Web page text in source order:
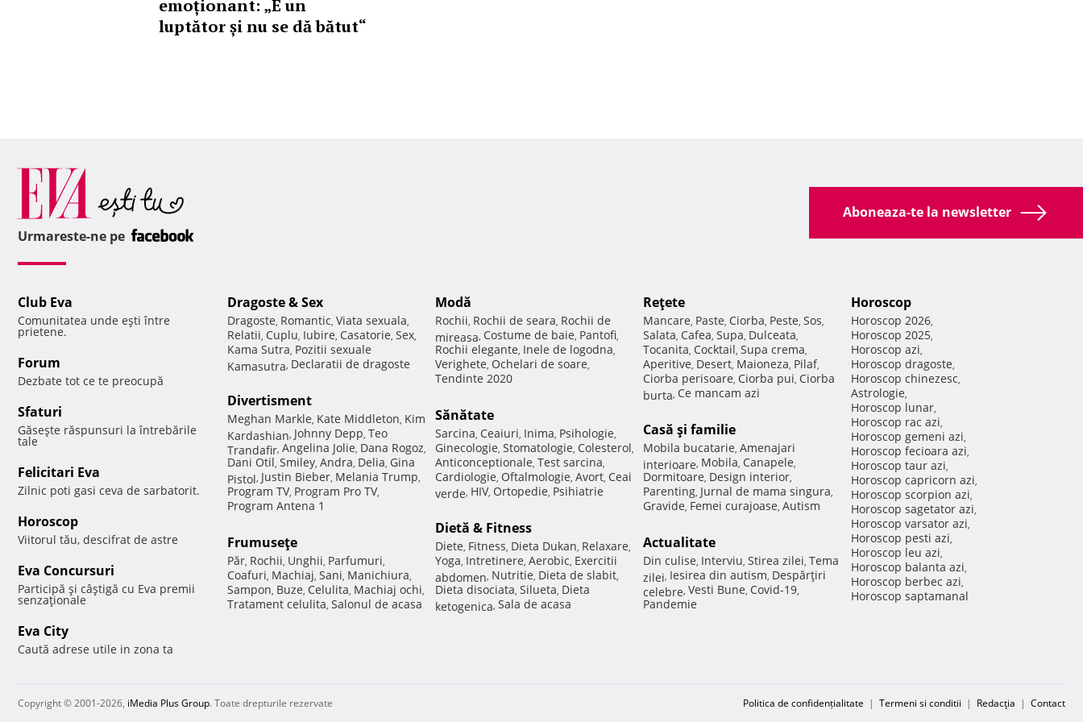
emoționant: „E un
luptător și nu se dă bătut“
Aboneaza-te la newsletter
Urmareste-ne pe
Club Eva
Comunitatea unde eşti între
prietene.
Forum
Dezbate tot ce te preocupă
Sfaturi
Găseşte răspunsuri la întrebările
tale
Felicitari Eva
Zilnic poti gasi ceva de sarbatorit.
Horoscop
Viitorul tău, descifrat de astre
Eva Concursuri
Participă şi câştigă cu Eva premii
senzaţionale
Eva City
Caută adrese utile in zona ta
Dragoste & Sex
Dragoste, Romantic, Viata sexuala,
Relatii, Cuplu, Iubire, Casatorie, Sex,
Kama Sutra, Pozitii sexuale
Kamasutra, Declaratii de dragoste
Divertisment
Meghan Markle, Kate Middleton, Kim
Kardashian, Johnny Depp, Teo
Trandafir, Angelina Jolie, Dana Rogoz,
Dani Otil, Smiley, Andra, Delia, Gina
Pistol, Justin Bieber, Melania Trump,
Program TV, Program Pro TV,
Program Antena 1
Frumuseţe
Păr, Rochii, Unghii, Parfumuri,
Coafuri, Machiaj, Sani, Manichiura,
Sampon, Buze, Celulita, Machiaj ochi,
Tratament celulita, Salonul de acasa
Modă
Rochii, Rochii de seara, Rochii de
mireasa, Costume de baie, Pantofi,
Rochii elegante, Inele de logodna,
Verighete, Ochelari de soare,
Tendinte 2020
Sănătate
Sarcina, Ceaiuri, Inima, Psihologie,
Ginecologie, Stomatologie, Colesterol,
Anticonceptionale, Test sarcina,
Cardiologie, Oftalmologie, Avort, Ceai
verde, HIV, Ortopedie, Psihiatrie
Dietă & Fitness
Diete, Fitness, Dieta Dukan, Relaxare,
Yoga, Intretinere, Aerobic, Exercitii
abdomen, Nutritie, Dieta de slabit,
Dieta disociata, Silueta, Dieta
ketogenica, Sala de acasa
Reţete
Mancare, Paste, Ciorba, Peste, Sos,
Salata, Cafea, Supa, Dulceata,
Tocanita, Cocktail, Supa crema,
Aperitive, Desert, Maioneza, Pilaf,
Ciorba perisoare, Ciorba pui, Ciorba
burta, Ce mancam azi
Casă şi familie
Mobila bucatarie, Amenajari
interioare, Mobila, Canapele,
Dormitoare, Design interior,
Parenting, Jurnal de mama singura,
Gravide, Femei curajoase, Autism
Actualitate
Din culise, Interviu, Stirea zilei, Tema
zilei, Iesirea din autism, Despărţiri
celebre, Vesti Bune, Covid-19,
Pandemie
Horoscop
Horoscop 2026,
Horoscop 2025,
Horoscop azi,
Horoscop dragoste,
Horoscop chinezesc,
Astrologie,
Horoscop lunar,
Horoscop rac azi,
Horoscop gemeni azi,
Horoscop fecioara azi,
Horoscop taur azi,
Horoscop capricorn azi,
Horoscop scorpion azi,
Horoscop sagetator azi,
Horoscop varsator azi,
Horoscop pesti azi,
Horoscop leu azi,
Horoscop balanta azi,
Horoscop berbec azi,
Horoscop saptamanal
Copyright © 2001-2026, iMedia Plus Group. Toate drepturile rezervate Politica de confidențialitate | Termeni si conditii | Redacţia | Contact